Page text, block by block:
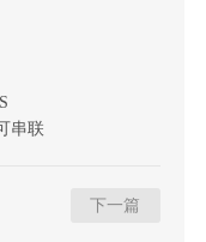
串联
下一篇